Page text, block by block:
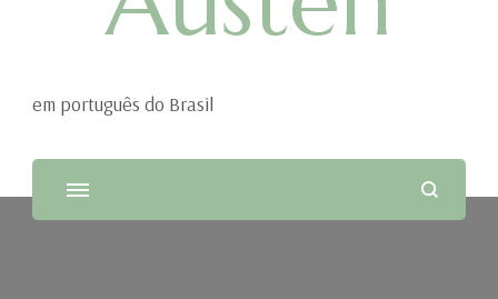
em português do Brasil